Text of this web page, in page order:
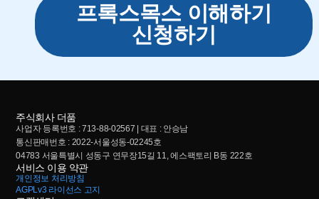
프록스목스 이해하기
신청하기
주식회사 더품
사업자 등록번호 : 713-88-02567 | 대표 : 안승남
통신판매번호 : 2022-서울성동-02245호
04783 서울특별시 성동구 연무장15길 11, 에스팩토리 B동 222호
서비스 이용 약관
개인정보 처리방침
AGPLv3 라이선스 고지